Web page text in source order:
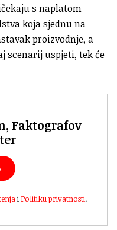
s naplatom
koja sjednu na
proizvodnje, a
scenarij uspjeti, tek će
Faktografov
i Politiku privatnosti.